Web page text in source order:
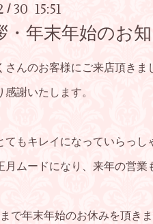
/ 30 15:51
・年末年始のお
さんのお客様にご来店頂きま
感謝いたします。
てもキレイになっていらっ
月ムードになり、来年の営業
で年末年始のお休みを頂きま